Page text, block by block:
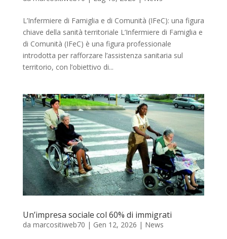
L’Infermiere di Famiglia e di Comunità (IFeC): una figura
chiave della sanità territoriale L’Infermiere di Famiglia e
di Comunità (IFeC) è una figura professionale
introdotta per rafforzare l’assistenza sanitaria sul
territorio, con l’obiettivo di...
Un’impresa sociale col 60% di immigrati
da marcositiweb70 | Gen 12, 2026 | News